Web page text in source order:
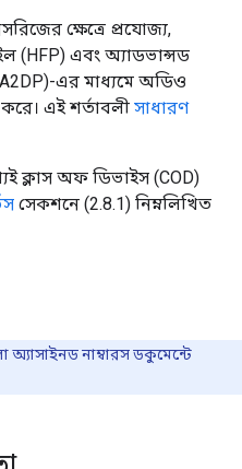
ক্ষেত্রে প্রযোজ্য,
(HFP) এবং অ্যাডভান্সড
এর মাধ্যমে অডিও
এই শর্তাবলী সাধারণ
ক্লাস অফ ডিভাইস (COD)
সেকশনে (2.8.1) নিম্নলিখিত
অ্যাসাইনড নাম্বারস ডকুমেন্টে